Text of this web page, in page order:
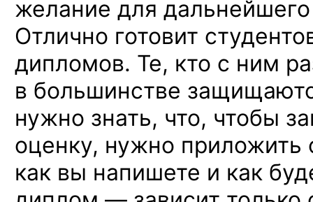
желание для
Отлично готовит
дипломов. Те, кто с ним
в большинстве
нужно знать, что, чтобы
оценку, нужно приложить
как вы напишете и как